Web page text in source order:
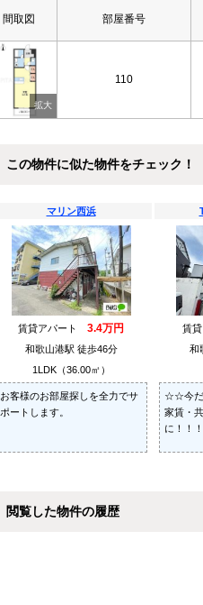
間取図 部屋番号
110
この物件に似た物件をチェック！
マリン西浜
賃貸アパート 3.4万円
和歌山港駅 徒歩46分
1LDK（36.00㎡）
お客様のお部屋探しを全力でサ
ポートします。
賃
和
☆☆今だ
家賃・
に！！！
閲覧した物件の履歴